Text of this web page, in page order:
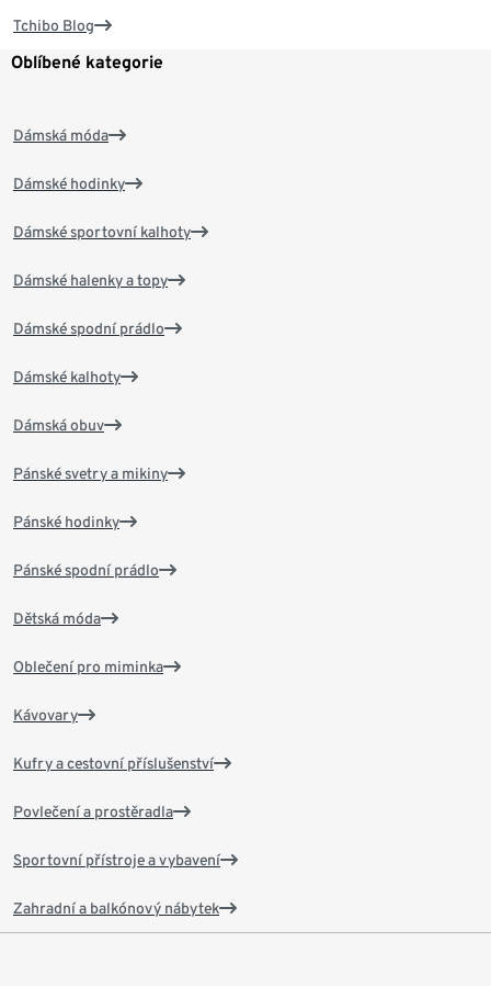
Tchibo Blog
Oblíbené kategorie
Dámská móda
Dámské hodinky
Dámské sportovní kalhoty
Dámské halenky a topy
Dámské spodní prádlo
Dámské kalhoty
Dámská obuv
Pánské svetry a mikiny
Pánské hodinky
Pánské spodní prádlo
Dětská móda
Oblečení pro miminka
Kávovary
Kufry a cestovní příslušenství
Povlečení a prostěradla
Sportovní přístroje a vybavení
Zahradní a balkónový nábytek